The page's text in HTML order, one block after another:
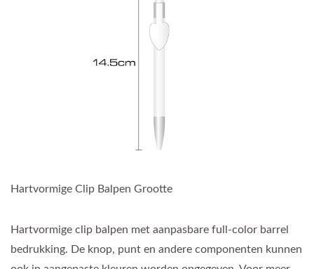
Hartvormige Clip Balpen Grootte
Hartvormige clip balpen met aanpasbare full-color barrel
bedrukking. De knop, punt en andere componenten kunnen